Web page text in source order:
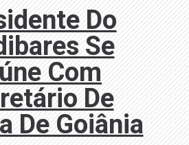
Do
Se
Com
De
De Goiânia